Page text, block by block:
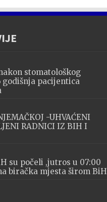
stomatološkog
godišnja pacijentica
-UHVAĆENI
RADNICI IZ BIH I
su počeli ,jutros u 07:00
biračka mjesta širom BiH